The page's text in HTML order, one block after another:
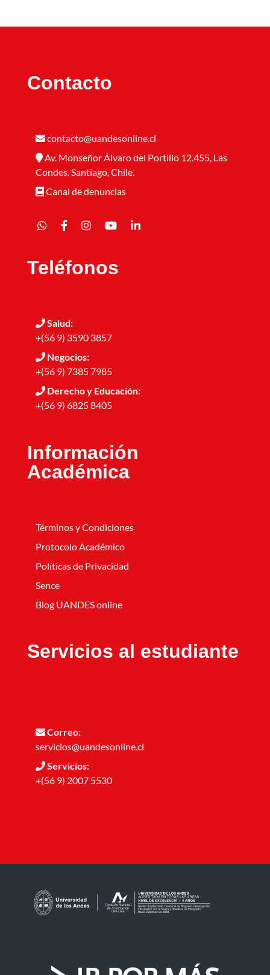
Contacto
contacto@uandesonline.cl
Av. Monseñor Álvaro del Portillo 12.455, Las
Condes. Santiago, Chile.
Canal de denuncias
Teléfonos
Salud:
+(56 9) 3590 3857
Negocios:
+(56 9) 7385 7985
Derecho y Educación:
+(56 9) 6825 8405
Información
Académica
Términos y Condiciones
Protocolo Académico
Políticas de Privacidad
Sence
Blog UANDES online
Servicios al estudiante
Correo:
servicios@uandesonline.cl
Servicios:
+(56 9) 2007 5530